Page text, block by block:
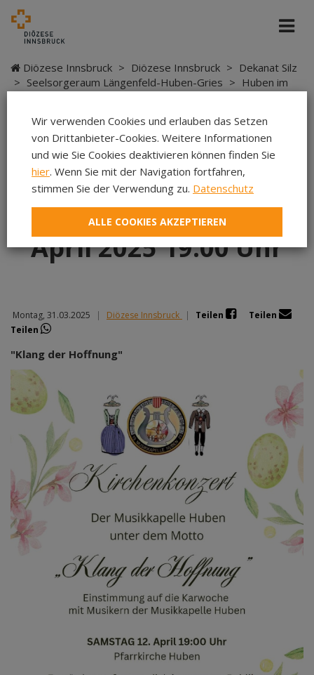
Diözese Innsbruck > Diözese Innsbruck > Dekanat Silz
> Seelsorgeraum Längenfeld-Huben-Gries > Huben im
Kirchenkonzert MK
Huben, Samstag 12.
April 2025 19.00 Uhr
Montag, 31.03.2025 | Diözese Innsbruck | Teilen
Teilen
Teilen
"Klang der Hoffnung"
Wir verwenden Cookies und erlauben das Setzen
von Drittanbieter-Cookies. Weitere Informationen
und wie Sie Cookies deaktivieren können finden Sie
hier. Wenn Sie mit der Navigation fortfahren,
stimmen Sie der Verwendung zu. Datenschutz
ALLE COOKIES AKZEPTIEREN